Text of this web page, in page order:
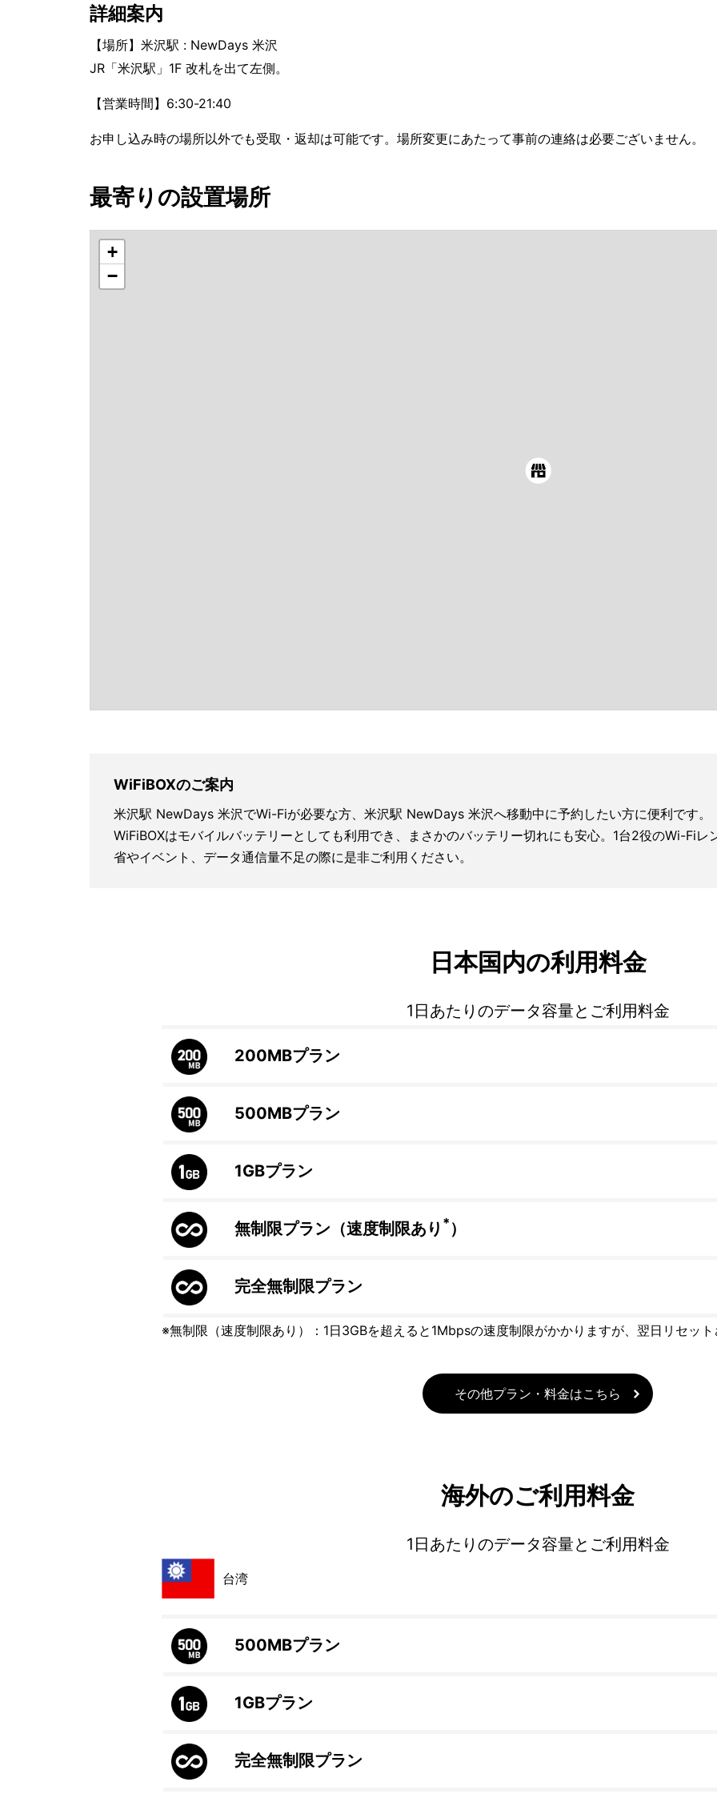
詳細案内
【場所】米沢駅 : NewDays 米沢
JR「米沢駅」1F 改札を出て左側。
【営業時間】6:30-21:40
お申し込み時の場所以外でも受取・返却は可能です。場所変更にあたって事前の連絡は必要ございません。
最寄りの設置場所
+
−
WiFiBOXのご案内
米沢駅 NewDays 米沢でWi-Fiが必要な方、米沢駅 NewDays 米沢へ移動中に予約したい方に便利です。
WiFiBOXはモバイルバッテリーとしても利用でき、まさかのバッテリー切れにも安心。1台2役のWi-Fi
省やイベント、データ通信量不足の際に是非ご利用ください。
日本国内の利用料金
1日あたりのデータ容量とご利用料金
200MBプラン
500MBプラン
1GBプラン
無制限プラン（速度制限あり * ）
完全無制限プラン
※無制限（速度制限あり）：1日3GBを超えると1Mbpsの速度制限がかかりますが、翌日リセット
その他プラン・料金はこちら
海外のご利用料金
1日あたりのデータ容量とご利用料金
台湾
500MBプラン
1GBプラン
完全無制限プラン